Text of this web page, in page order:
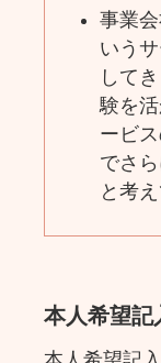
事業
いう
して
験を
ービ
でさ
と考
本人希望記